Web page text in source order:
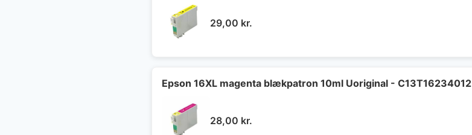
29,00 kr.
Epson 16XL magenta blækpatron 10ml Uoriginal - C13T16234012
28,00 kr.